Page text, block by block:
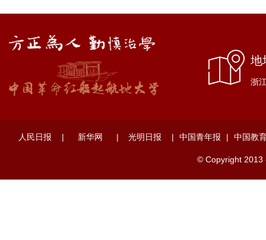
地
浙
人民日报 | 新华网 | 光明日报 | 中国青年报 | 中国教
© Copyright 2013